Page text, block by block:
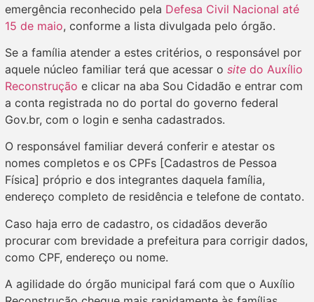
emergência reconhecido pela Defesa Civil Nacional até
15 de maio, conforme a lista divulgada pelo órgão.
Se a família atender a estes critérios, o responsável por
aquele núcleo familiar terá que acessar o site do Auxílio
Reconstrução e clicar na aba Sou Cidadão e entrar com
a conta registrada no do portal do governo federal
Gov.br, com o login e senha cadastrados.
O responsável familiar deverá conferir e atestar os
nomes completos e os CPFs [Cadastros de Pessoa
Física] próprio e dos integrantes daquela família,
endereço completo de residência e telefone de contato.
Caso haja erro de cadastro, os cidadãos deverão
procurar com brevidade a prefeitura para corrigir dados,
como CPF, endereço ou nome.
A agilidade do órgão municipal fará com que o Auxílio